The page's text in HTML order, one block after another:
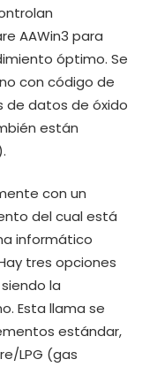
AAWin3 para
óptimo. Se
con código de
de datos de óxido
están
con un
del cual está
informático
tres opciones
la
Esta llama se
estándar,
LPG (gas